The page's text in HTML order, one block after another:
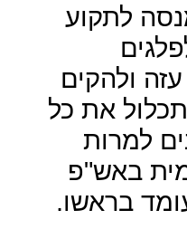
לתקוע
ולהקים
את כל
למרות
באש"פ
בראשו.